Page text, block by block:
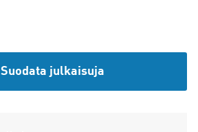
Suodata julkaisuja